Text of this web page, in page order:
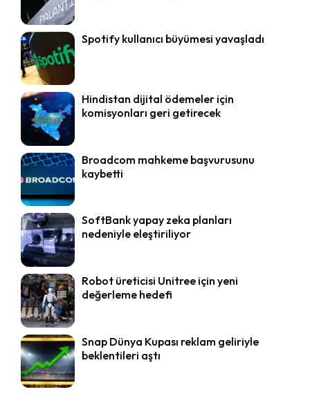
Spotify kullanıcı büyümesi yavaşladı
Hindistan dijital ödemeler için
komisyonları geri getirecek
Broadcom mahkeme başvurusunu
kaybetti
SoftBank yapay zeka planları
nedeniyle eleştiriliyor
Robot üreticisi Unitree için yeni
değerleme hedefi
Snap Dünya Kupası reklam geliriyle
beklentileri aştı